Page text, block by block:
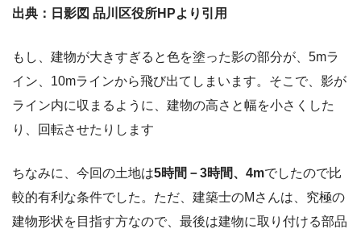
出典：日影図 品川区役所HPより引用
もし、建物が大きすぎると色を塗った影の部分が、5mラ
イン、10mラインから飛び出てしまいます。そこで、影が
ライン内に収まるように、建物の高さと幅を小さくした
り、回転させたりします
ちなみに、今回の土地は5時間－3時間、4mでしたので比
較的有利な条件でした。ただ、建築士のMさんは、究極の
建物形状を目指す方なので、最後は建物に取り付ける部品